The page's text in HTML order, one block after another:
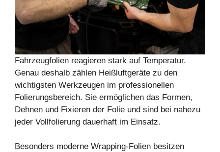
Fahrzeugfolien reagieren stark auf Temperatur.
Genau deshalb zählen Heißluftgeräte zu den
wichtigsten Werkzeugen im professionellen
Folierungsbereich. Sie ermöglichen das Formen,
Dehnen und Fixieren der Folie und sind bei nahezu
jeder Vollfolierung dauerhaft im Einsatz.
Besonders moderne Wrapping-Folien besitzen